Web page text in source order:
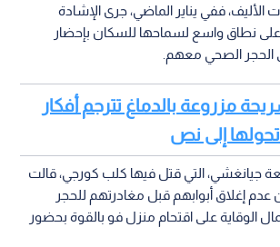
الأليف، ففي يناير الماضي، جرى الإشادة
نطاق واسع لسماحها للسكان بإحضار
الحجر الصحي معهم.
مزروعة بالدماغ تترجم أفكار
إلى نص
جيانغشي، التي قتل فيها كلب كورجي، قالت
إغلاق أبوابهم قبل مغادرتهم للحجر
الوقاية على اقتحام منزل فو بالقوة بحضور